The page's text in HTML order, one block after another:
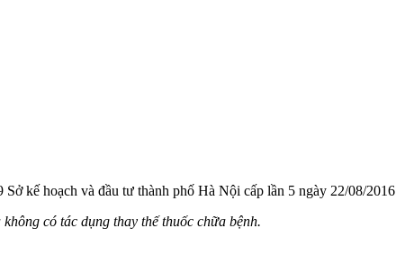
kế hoạch và đầu tư thành phố Hà Nội cấp lần 5 ngày 22/08/2016
có tác dụng thay thế thuốc chữa bệnh.